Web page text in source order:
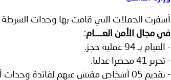
بيان صادر عن الأمانة العامة
أسفرت الحملات التي قامت بها وحدات الشرطة البلديّة يوم 04 أبريل 2025 عن
في مجال الأمن العــــام:
- القيام بـ 94 عملية حجز.
- تحرير 41 محضرا عدليا.
- تقديم 05 أشخاص مفتش عنهم لفائدة وحدات أمنيّة وهياكل قضائيّة مُختلفة.